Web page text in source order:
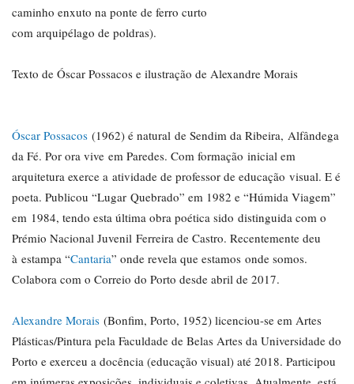
caminho enxuto na ponte de ferro curto
com arquipélago de poldras).
Texto de Óscar Possacos e ilustração de Alexandre Morais
Óscar Possacos (1962) é natural de Sendim da Ribeira, Alfândega
da Fé. Por ora vive em Paredes. Com formação inicial em
arquitetura exerce a atividade de professor de educação visual. E é
poeta. Publicou “Lugar Quebrado” em 1982 e “Húmida Viagem”
em 1984, tendo esta última obra poética sido distinguida com o
Prémio Nacional Juvenil Ferreira de Castro. Recentemente deu
à estampa “Cantaria” onde revela que estamos onde somos.
Colabora com o Correio do Porto desde abril de 2017.
Alexandre Morais (Bonfim, Porto, 1952) licenciou-se em Artes
Plásticas/Pintura pela Faculdade de Belas Artes da Universidade do
Porto e exerceu a docência (educação visual) até 2018. Participou